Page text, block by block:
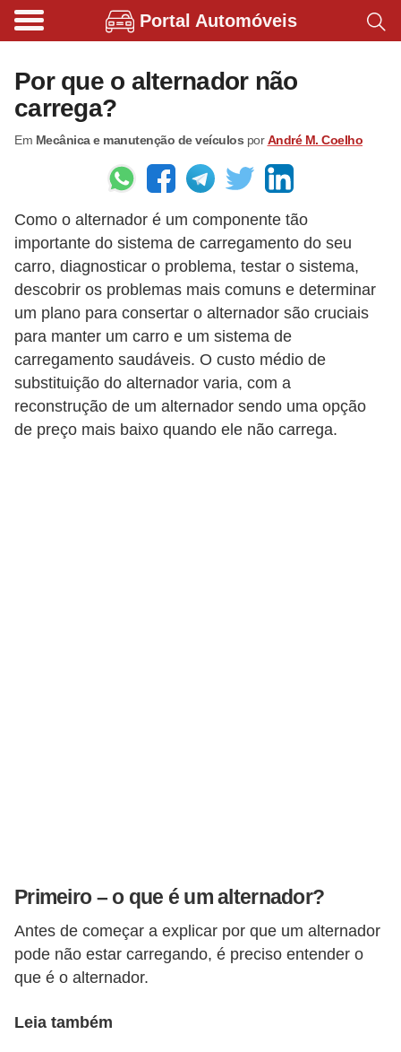
Portal Automóveis
Por que o alternador não
carrega?
Em Mecânica e manutenção de veículos porAndré M. Coelho
Como o alternador é um componente tão
importante do sistema de carregamento do seu
carro, diagnosticar o problema, testar o sistema,
descobrir os problemas mais comuns e determinar
um plano para consertar o alternador são cruciais
para manter um carro e um sistema de
carregamento saudáveis. O custo médio de
substituição do alternador varia, com a
reconstrução de um alternador sendo uma opção
de preço mais baixo quando ele não carrega.
Primeiro – o que é um alternador?
Antes de começar a explicar por que um alternador
pode não estar carregando, é preciso entender o
que é o alternador.
Leia também
B
c
i
c
t
a
e
p
a
t
i
n
i
v
o
s
C